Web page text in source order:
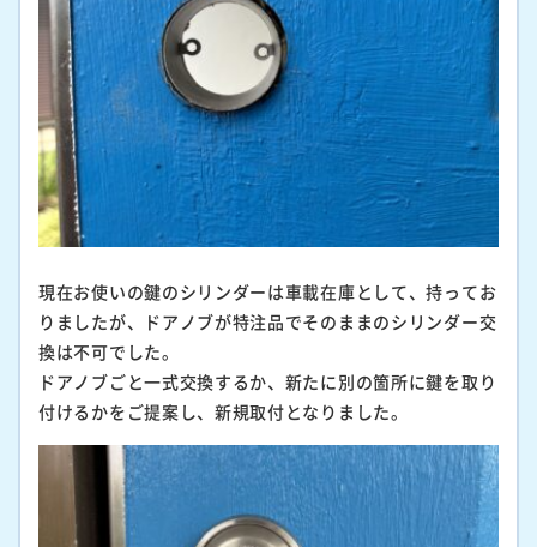
現在お使いの鍵のシリンダーは車載在庫として、持ってお
りましたが、ドアノブが特注品でそのままのシリンダー交
換は不可でした。
ドアノブごと一式交換するか、新たに別の箇所に鍵を取り
付けるかをご提案し、新規取付となりました。